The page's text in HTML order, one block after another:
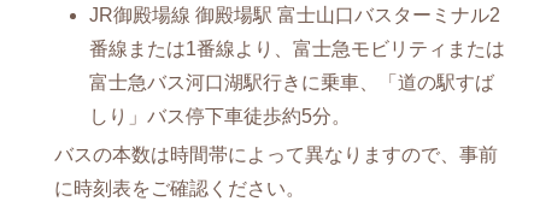
JR御殿場線 御殿場駅 富士山口バスターミナル2
番線または1番線より、富士急モビリティまたは
富士急バス河口湖駅行きに乗車、「道の駅すば
しり」バス停下車徒歩約5分。
バスの本数は時間帯によって異なりますので、事前
に時刻表をご確認ください。